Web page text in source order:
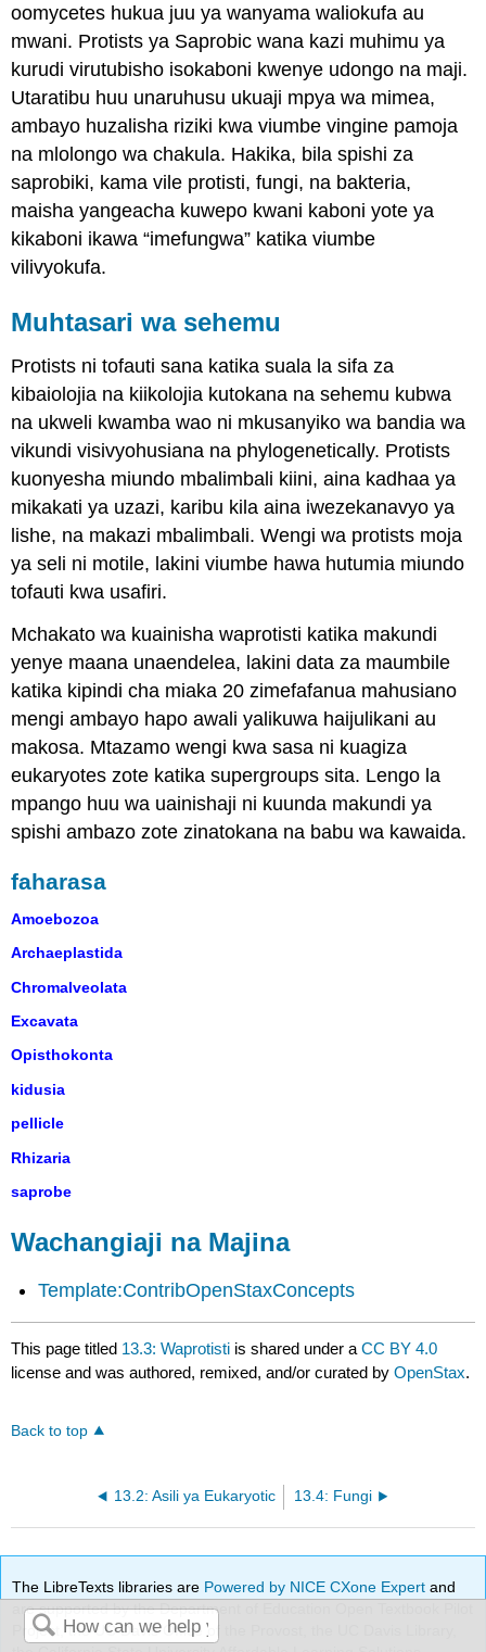
oomycetes hukua juu ya wanyama waliokufa au
mwani. Protists ya Saprobic wana kazi muhimu ya
kurudi virutubisho isokaboni kwenye udongo na maji.
Utaratibu huu unaruhusu ukuaji mpya wa mimea,
ambayo huzalisha riziki kwa viumbe vingine pamoja
na mlolongo wa chakula. Hakika, bila spishi za
saprobiki, kama vile protisti, fungi, na bakteria,
maisha yangeacha kuwepo kwani kaboni yote ya
kikaboni ikawa “imefungwa” katika viumbe
vilivyokufa.
Muhtasari wa sehemu
Protists ni tofauti sana katika suala la sifa za
kibaiolojia na kiikolojia kutokana na sehemu kubwa
na ukweli kwamba wao ni mkusanyiko wa bandia wa
vikundi visivyohusiana na phylogenetically. Protists
kuonyesha miundo mbalimbali kiini, aina kadhaa ya
mikakati ya uzazi, karibu kila aina iwezekanavyo ya
lishe, na makazi mbalimbali. Wengi wa protists moja
ya seli ni motile, lakini viumbe hawa hutumia miundo
tofauti kwa usafiri.
Mchakato wa kuainisha waprotisti katika makundi
yenye maana unaendelea, lakini data za maumbile
katika kipindi cha miaka 20 zimefafanua mahusiano
mengi ambayo hapo awali yalikuwa haijulikani au
makosa. Mtazamo wengi kwa sasa ni kuagiza
eukaryotes zote katika supergroups sita. Lengo la
mpango huu wa uainishaji ni kuunda makundi ya
spishi ambazo zote zinatokana na babu wa kawaida.
faharasa
Amoebozoa
Archaeplastida
Chromalveolata
Excavata
Opisthokonta
kidusia
pellicle
Rhizaria
saprobe
Wachangiaji na Majina
Template:ContribOpenStaxConcepts
This page titled 13.3: Waprotisti is shared under aCC BY 4.0
license and was authored, remixed, and/or curated byOpenStax.
Back to top
13.2: Asili ya Eukaryotic 13.4: Fungi
The LibreTexts libraries are Powered by NICE CXone Expertand
are supported by the Department of Education Open Textbook Pilot
Project, the UC Davis Office of the Provost, the UC Davis Library,